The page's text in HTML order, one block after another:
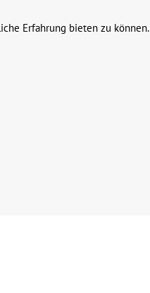
Erfahrung bieten zu können.